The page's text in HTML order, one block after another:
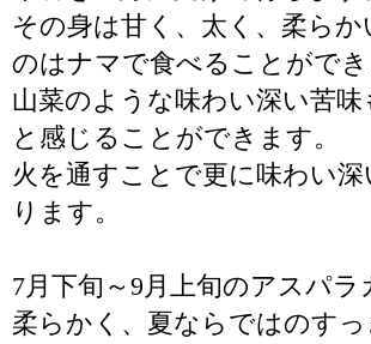
その身は甘く、太く、柔らか
のはナマで食べることができ
山菜のような味わい深い苦味
と感じることができます。
火を通すことで更に味わい
ります。
7月下旬～9月上旬のアスパラ
柔らかく、夏ならではのす